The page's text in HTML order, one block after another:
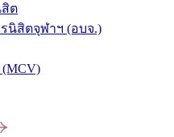
ต
นิสิตจุฬาฯ (อบจ.)